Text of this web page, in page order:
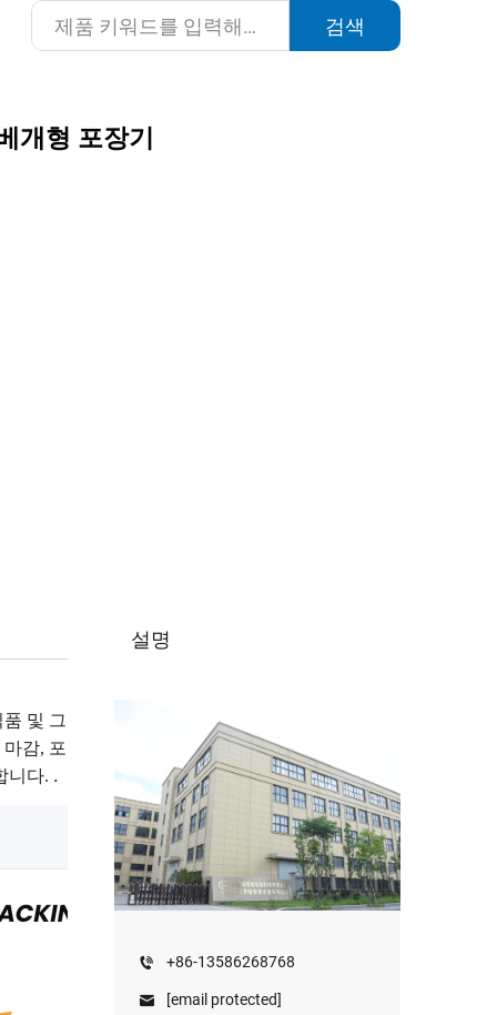
검색
개형 포장기
설명
+86-13586268768
[email protected]
및 그 코팅 제품
감, 포장까지 전
니다. .